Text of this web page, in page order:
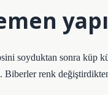
soyduktan sonra küp
Biberler renk